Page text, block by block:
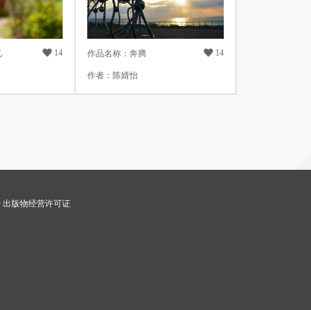
 14 作品名称：奔腾  14
作者：陈婧怡
出版物经营许可证